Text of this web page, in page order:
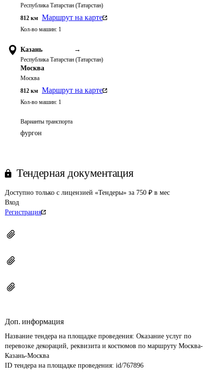
Республика Татарстан (Татарстан)
812 км Маршрут на карте
Кол-во машин: 1
Казань →
Республика Татарстан (Татарстан)
Москва
Москва
812 км Маршрут на карте
Кол-во машин: 1
Варианты транспорта
фургон
Тендерная документация
Доступно только с лицензией «Тендеры» за 750 ₽ в мес
Вход
Регистрация
Доп. информация
Название тендера на площадке проведения: Оказание услуг по
перевозке декораций, реквизита и костюмов по маршруту Москва-
Казань-Москва
ID тендера на площадке проведения: id/767896